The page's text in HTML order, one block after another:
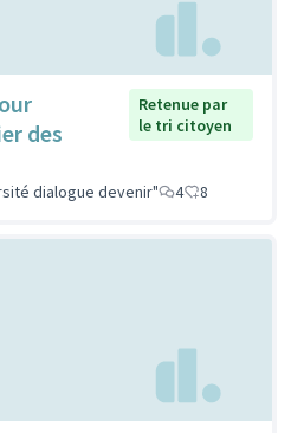
des
Retenue par
le tri citoyen
dialogue devenir" 4 8